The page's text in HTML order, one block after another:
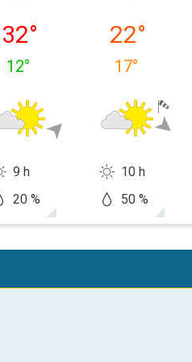
poniedziałek, 10.08
32°
12°
9 h
20 %
wtorek, 11.08
22°
17°
10 h
50 %